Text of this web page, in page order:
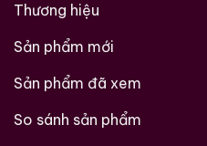
Thương hiệu
Sản phẩm mới
Sản phẩm đã xem
So sánh sản phẩm